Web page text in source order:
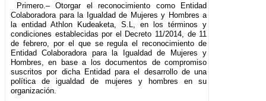
Primero.– Otorgar el reconocimiento como Entidad
Colaboradora para la Igualdad de Mujeres y Hombres a
la entidad Athlon Kudeaketa, S.L, en los términos y
condiciones establecidas por el Decreto 11/2014, de 11
de febrero, por el que se regula el reconocimiento de
Entidad Colaboradora para la Igualdad de Mujeres y
Hombres, en base a los documentos de compromiso
suscritos por dicha Entidad para el desarrollo de una
política de igualdad de mujeres y hombres en su
organización.